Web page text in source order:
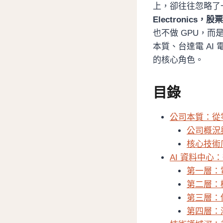
上，卻往往忽略
Electronics，股
也不做 GPU，而
本質、台達電 AI
的核心角色。
目錄
公司本質：
公司概況
核心技術
AI 資料中心
第一層
第二層
第三層
第四層：